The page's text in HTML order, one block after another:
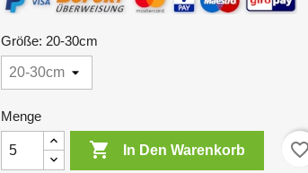
Größe: 20-30cm
Menge
 In Den Warenkorb favorite_border